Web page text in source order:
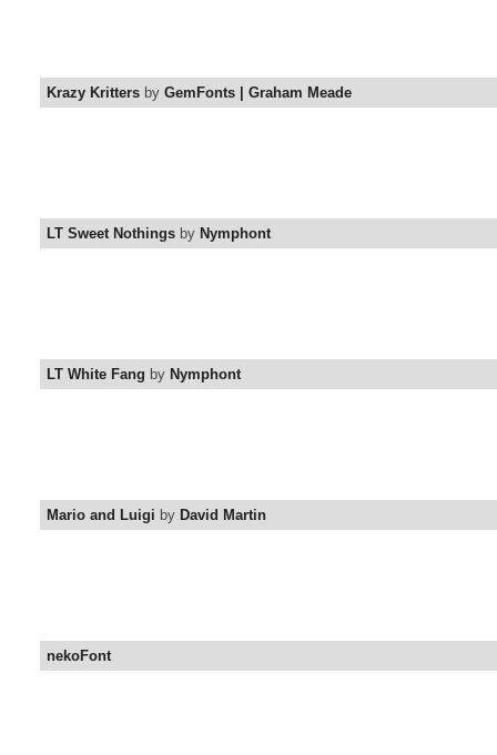
Krazy Kritters by GemFonts | Graham Meade
LT Sweet Nothings by Nymphont
LT White Fang by Nymphont
Mario and Luigi by David Martin
nekoFont